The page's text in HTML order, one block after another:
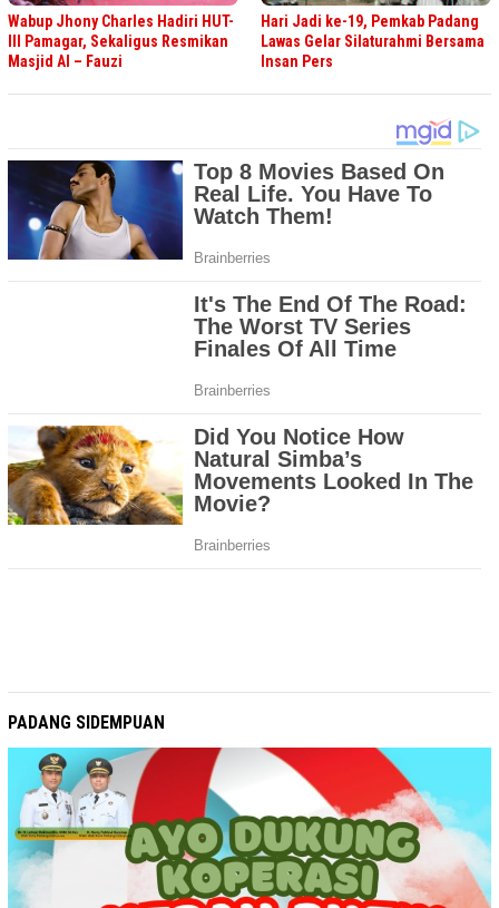
Wabup Jhony Charles Hadiri HUT-
III Pamagar, Sekaligus Resmikan
Masjid Al – Fauzi
Hari Jadi ke-19, Pemkab Padang
Lawas Gelar Silaturahmi Bersama
Insan Pers
PADANG SIDEMPUAN